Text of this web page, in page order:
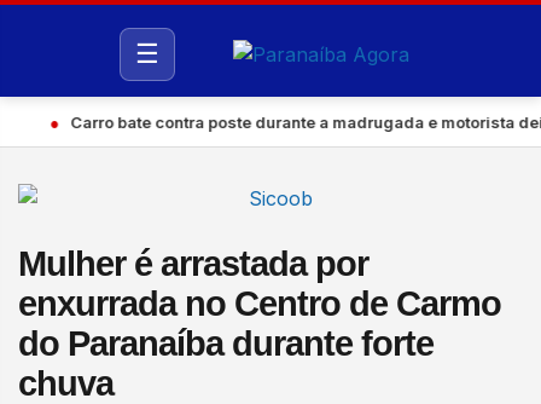
☰
Carro bate contra poste durante a madrugada e motorista
Mulher é arrastada por
enxurrada no Centro de Carmo
do Paranaíba durante forte
chuva